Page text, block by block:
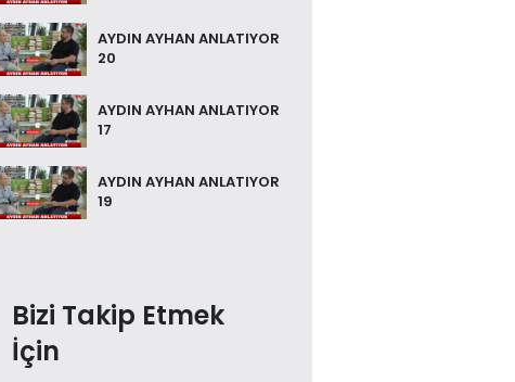
AYDIN AYHAN ANLATIYOR
20
AYDIN AYHAN ANLATIYOR
17
AYDIN AYHAN ANLATIYOR
19
Bizi Takip Etmek
İçin